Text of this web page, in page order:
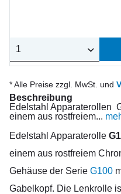
* Alle Preise zzgl. MwSt. und
Beschreibung
Edelstahl Apparaterollen
einem aus rostfreiem...
Edelstahl Apparaterolle
einem aus rostfreiem
Gehäuse der Serie G100
Gabelkopf. Die Lenkrolle